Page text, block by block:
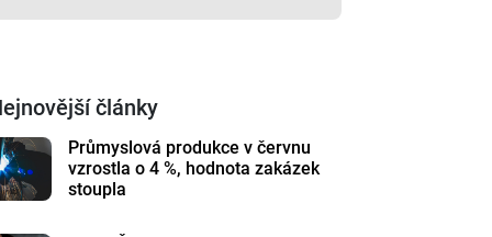
články
Průmyslová produkce v červnu
vzrostla o 4 %, hodnota zakázek
stoupla